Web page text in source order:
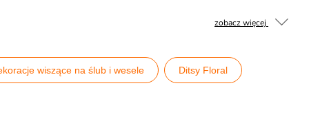
zobacz więcej
wiszące na ślub i wesele Ditsy Floral